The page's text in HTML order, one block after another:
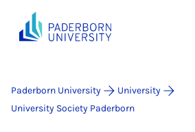
Paderborn University
University
University Society Paderborn